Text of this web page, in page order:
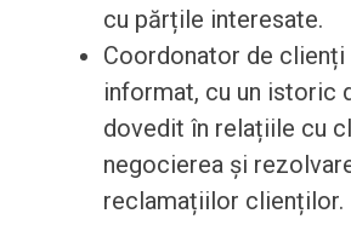
cu părțile interesate.
Coordonator de clienți
informat, cu un istoric
dovedit în relațiile cu
negocierea și
reclamațiilor clienților.